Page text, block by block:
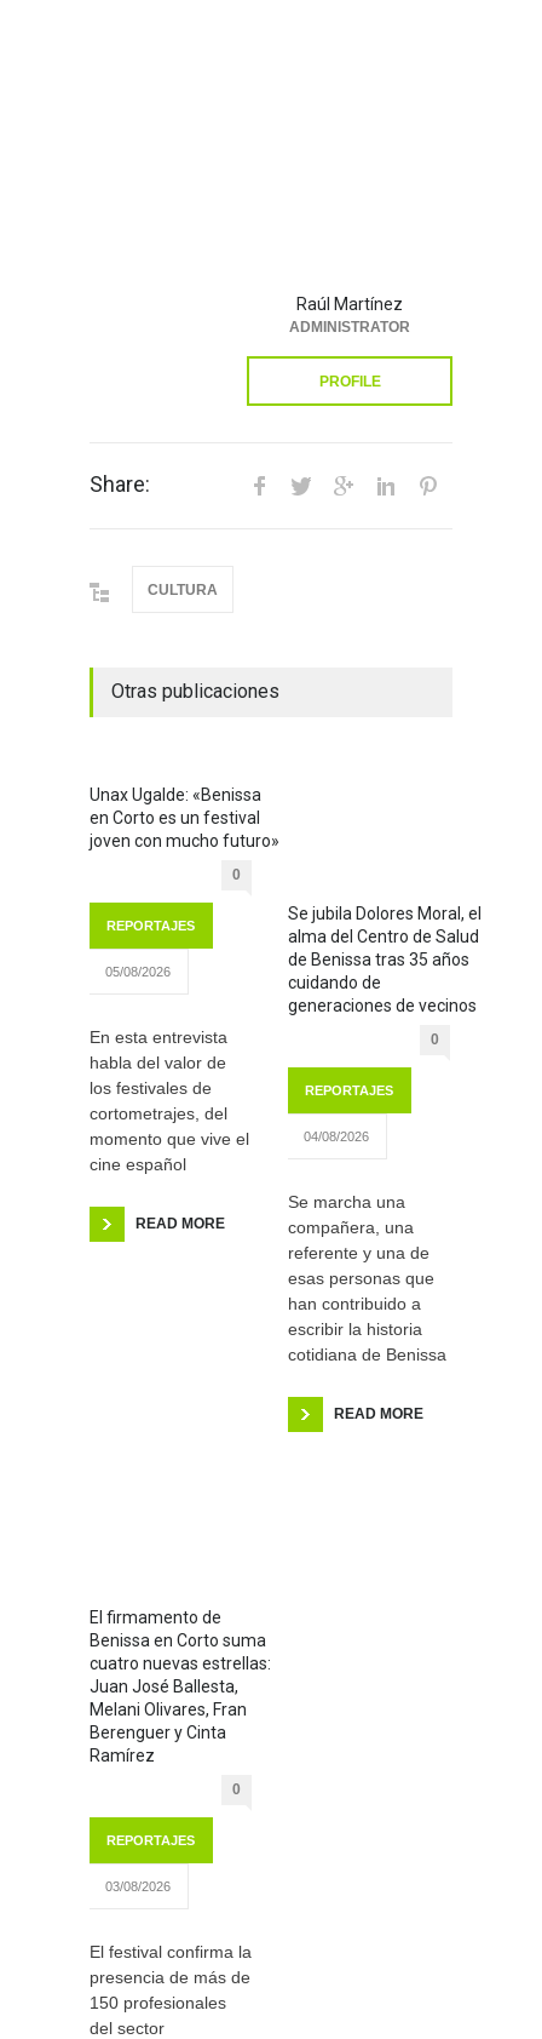
Raúl Martínez
ADMINISTRATOR
PROFILE
Share:
CULTURA
Otras publicaciones
Unax Ugalde: «Benissa
en Corto es un festival
joven con mucho futuro»
0
REPORTAJES
05/08/2026
En esta entrevista
habla del valor de
los festivales de
cortometrajes, del
momento que vive el
cine español
READ MORE
Se jubila Dolores Moral, el
alma del Centro de Salud
de Benissa tras 35 años
cuidando de
generaciones de vecinos
0
REPORTAJES
04/08/2026
Se marcha una
compañera, una
referente y una de
esas personas que
han contribuido a
escribir la historia
cotidiana de Benissa
READ MORE
El firmamento de
Benissa en Corto suma
cuatro nuevas estrellas:
Juan José Ballesta,
Melani Olivares, Fran
Berenguer y Cinta
Ramírez
0
REPORTAJES
03/08/2026
El festival confirma la
presencia de más de
150 profesionales
del sector